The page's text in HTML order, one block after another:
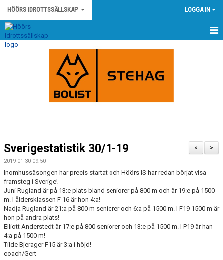
HÖÖRS IDROTTSSÄLLSKAP LOGGA IN
HEM
KLUBBSHOP
KALENDER
MATCHER
OM KLUBBEN
DOKUMENT
>
<
Sverigestatistik 30/1-19
2019-01-30 09:50
Inomhussäsongen har precis startat och Höörs IS har redan börjat visa
framsteg i Sverige!
Juni Rugland är på 13:e plats bland seniorer på 800 m och är 19:e på 1500
m. I åldersklassen F 16 är hon 4:a!
Nadja Rugland är 21:a på 800 m seniorer och 6:a på 1500 m. I F19 1500 m är
hon på andra plats!
Elliott Anderstedt är 17:e på 800 seniorer och 13:e på 1500 m. I P19 är han
4:a på 1500 m!
Tilde Bjerager F15 är 3:a i höjd!
coach/Gert